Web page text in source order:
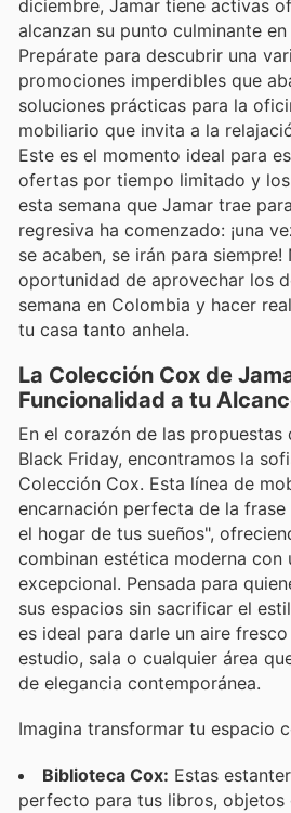
diciembre, Jamar tiene activas
alcanzan su punto culminante
Prepárate para descubrir una
promociones imperdibles que
soluciones prácticas para la
mobiliario que invita a la
Este es el momento ideal para
ofertas por tiempo limitado y
esta semana que Jamar trae
regresiva ha comenzado: ¡una
se acaben, se irán para siempre!
oportunidad de aprovechar los
semana en Colombia y hacer
tu casa tanto anhela.
La Colección Cox de
Funcionalidad a tu
En el corazón de las propuestas
Black Friday, encontramos la
Colección Cox. Esta línea de
encarnación perfecta de la
el hogar de tus sueños",
combinan estética moderna con
excepcional. Pensada para
sus espacios sin sacrificar el
es ideal para darle un aire
estudio, sala o cualquier área
de elegancia contemporánea.
Imagina transformar tu espacio
Biblioteca Cox: Estas
perfecto para tus libros,